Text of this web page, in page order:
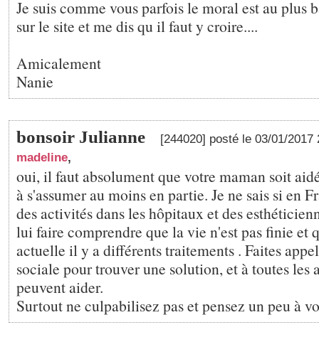
Je suis comme vous parfois le moral est au plus
sur le site et me dis qu il faut y croire....
Amicalement
Nanie
bonsoir Julianne
[244020] posté le 03/01/
madeline,
oui, il faut absolument que votre maman soit
à s'assumer au moins en partie. Je ne sais si en
des activités dans les hôpitaux et des
lui faire comprendre que la vie n'est pas finie et
actuelle il y a différents traitements . Faites
sociale pour trouver une solution, et à toutes les
peuvent aider.
Surtout ne culpabilisez pas et pensez un peu à